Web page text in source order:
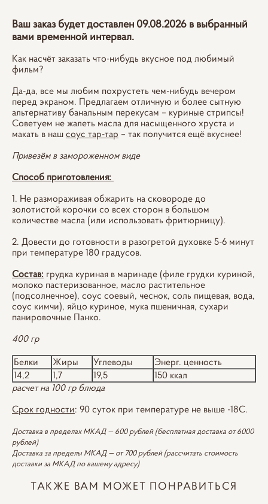
Ваш заказ будет доставлен 09.08.2026 в выбранный
вами временной интервал.
Как насчёт заказать что-нибудь вкусное под любимый
фильм?
Да-да, все мы любим похрустеть чем-нибудь вечером
перед экраном. Предлагаем отличную и более сытную
альтернативу банальным перекусам – куриные стрипсы!
Советуем не жалеть масла для насыщенного хруста и
макать в наш соус тар-тар – так получится ещё вкуснее!
Привезём в замороженном виде
Способ приготовления:
1. Не размораживая обжарить на сковороде до
золотистой корочки со всех сторон в большом
количестве масла (или использовать фритюрницу).
2. Довести до готовности в разогретой духовке 5-6 минут
при температуре 180 градусов.
Состав: грудка куриная в маринаде (филе грудки куриной,
молоко пастеризованное, масло растительное
(подсолнечное), соус соевый, чеснок, соль пищевая, вода,
соус кимчи), яйцо куриное, мука пшеничная, сухари
панировочные Панко.
400 гр
Белки Жиры Углеводы
Энерг. ценность
14,2
1,7 19,5
150 ккал
расчет на 100 гр блюда
Срок годности: 90 суток при температуре не выше -18С.
Доставка в пределах МКАД — 600 рублей (бесплатная доставка от 6000
рублей)
Доставка за пределы МКАД — от 700 рублей (рассчитать стоимость
доставки за МКАД по вашему адресу)
ТАКЖЕ ВАМ МОЖЕТ ПОНРАВИТЬСЯ